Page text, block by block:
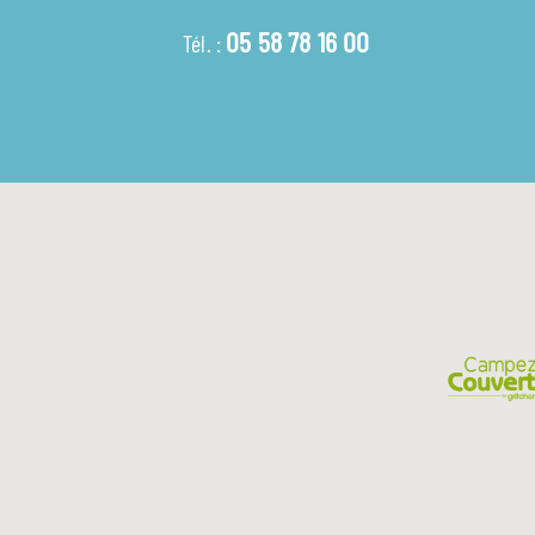
Tél. : 05 58 78 16 00